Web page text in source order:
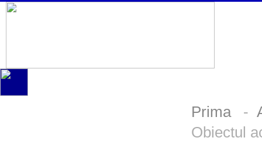
Prima-
Obiectul